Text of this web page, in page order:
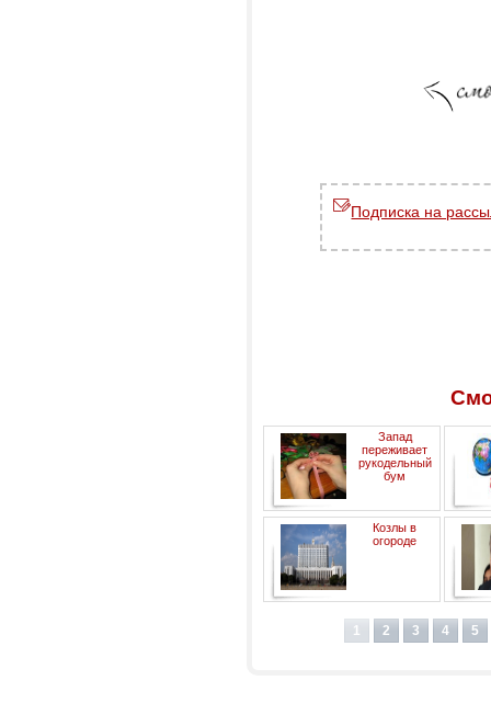
Подписка на
Запад
переживает
рукодельный
бум
Козлы в
огороде
1 2 3 4 5